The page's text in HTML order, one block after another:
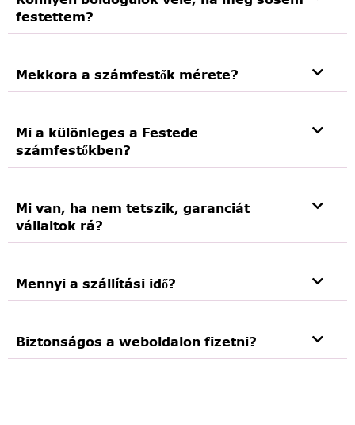
festettem?
Mekkora a számfestők mérete?
Mi a különleges a Festede
számfestőkben?
Mi van, ha nem tetszik, garanciát
vállaltok rá?
Mennyi a szállítási idő?
Biztonságos a weboldalon fizetni?